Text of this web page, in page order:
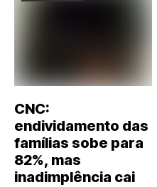
CNC:
endividamento das
famílias sobe para
82%, mas
inadimplência cai